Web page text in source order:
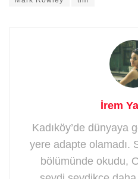
İrem
Kadıköy’de dünyaya
yere adapte olamadı.
bölümünde okudu,